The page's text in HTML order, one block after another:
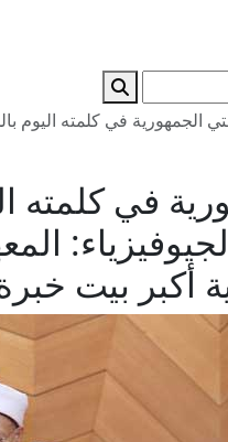
الجمهورية في كلمته اليوم
في كلمته
أكبر بيت